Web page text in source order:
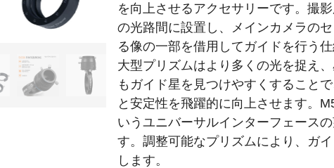
を向上させるアクセサリーです。撮
の光路間に設置し、メインカメラの
る像の一部を借用してガイドを行う仕
大型プリズムはより多くの光を捉え
もガイド星を見つけやすくすること
と安定性を飛躍的に向上させます。
いうユニバーサルインターフェース
す。調整可能なプリズムにより、ガ
します。